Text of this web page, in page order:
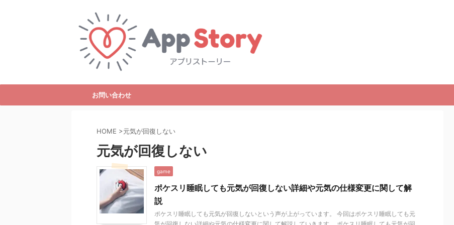
お問い合わせ
HOME >元気が回復しない
元気が回復しない
game
ポケスリ睡眠しても元気が回復しない詳細や元気の仕様変更に関して解
説
ポケスリ睡眠しても元気が回復しないという声が上がっています。 今回はポケスリ睡眠しても元